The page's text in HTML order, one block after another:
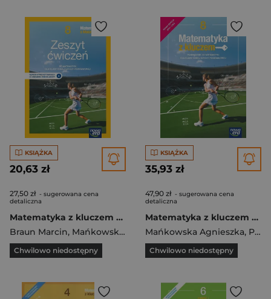
KSIĄŻKA
20,63 zł
27,50 zł - sugerowana cena
detaliczna
Matematyka z kluczem zeszyt ćwiczeń dla klasy 8 szkoły podstawowej EDYCJA 2021-2023
Braun Marcin, Mańkowska Agnieszka ,Paszyńska Małgorzata
Chwilowo niedostępny
KSIĄŻKA
35,93 zł
47,90 zł - sugerowana cena
detaliczna
Matematyka z kluczem podręcznik dla klasy 8 szkoły podstawowej EDYCJA 2021-2023
Mańkowska Agnieszka, Paszyńska Małgorzata
Chwilowo niedostępny